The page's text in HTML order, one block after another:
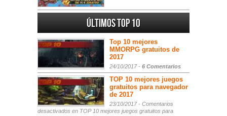
Últimos Top 10
Top 10 mejores
MMORPG gratuitos de
2017
24/10/2017 - 6 Comentarios
TOP 10 mejores juegos
gratuitos para navegador
de 2017
23/10/2017 - Comentarios
desactivados en TOP 10 mejores juegos gratuitos para